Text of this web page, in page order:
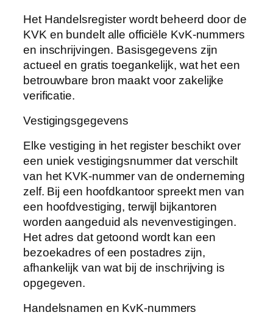
Het Handelsregister wordt beheerd door de
KVK en bundelt alle officiële KvK-nummers
en inschrijvingen. Basisgegevens zijn
actueel en gratis toegankelijk, wat het een
betrouwbare bron maakt voor zakelijke
verificatie.
Vestigingsgegevens
Elke vestiging in het register beschikt over
een uniek vestigingsnummer dat verschilt
van het KVK-nummer van de onderneming
zelf. Bij een hoofdkantoor spreekt men van
een hoofdvestiging, terwijl bijkantoren
worden aangeduid als nevenvestigingen.
Het adres dat getoond wordt kan een
bezoekadres of een postadres zijn,
afhankelijk van wat bij de inschrijving is
opgegeven.
Handelsnamen en KvK-nummers